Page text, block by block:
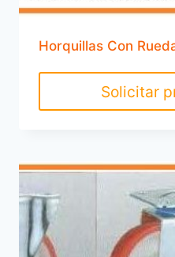
Horquillas Con
Solicitar